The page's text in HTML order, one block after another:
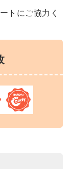
トにご協力く